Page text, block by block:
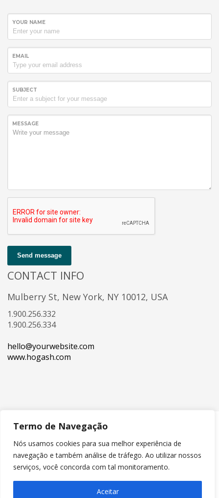
Termo de Navegação
Nós usamos cookies para sua melhor experiência de
navegação e também análise de tráfego. Ao utilizar nossos
serviços, você concorda com tal monitoramento.
Aceitar
YOUR NAME
EMAIL
SUBJECT
MESSAGE
Send message
CONTACT INFO
Mulberry St, New York, NY 10012, USA
1.900.256.332
1.900.256.334
hello@yourwebsite.com
www.hogash.com